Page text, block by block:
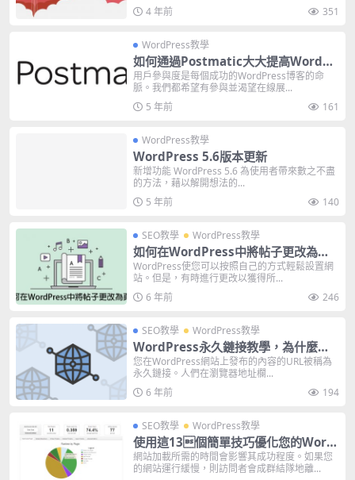
4 年前
351
WordPress教學
如何通過Postmatic大大提高WordPr
ess博客上的評論
用戶參與度是每個成功的WordPress博客的命
脈。我們都希望有參與並渴望在線展...
5 年前
161
WordPress教學
WordPress 5.6版本更新
新增功能 WordPress 5.6 為使用者帶來數之不盡
的方法，藉以解開想法的...
5 年前
140
SEO教學 WordPress教學
如何在WordPress中將帖子更改為頁
面（為什麼要這麼做?）
WordPress使您可以按照自己的方式輕鬆設置網
站。但是，有時進行更改以獲得所...
6 年前
246
SEO教學 WordPress教學
WordPress永久鏈接教學，為什麼您
永遠不應該使用默認設置
您在WordPress網站上發布的內容的URL被稱為
永久鏈接。人們在瀏覽器地址欄...
6 年前
194
SEO教學 WordPress教學
使用這13個簡單技巧優化您的Word
Press網站
網站加載所需的時間會影響其成功程度。如果您
的網站運行緩慢，則訪問者會成群結隊地離...